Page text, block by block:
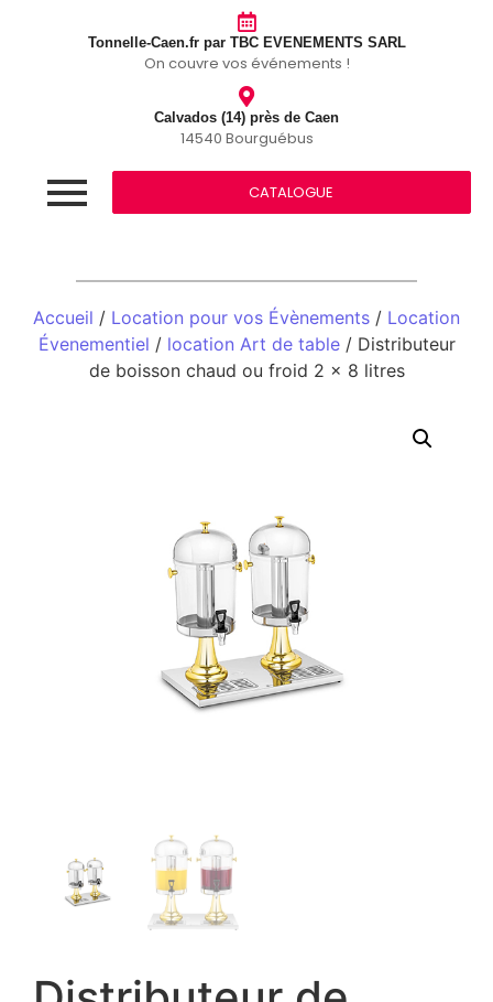
Tonnelle-Caen.fr par TBC EVENEMENTS SARL
On couvre vos événements !
Calvados (14) près de Caen
14540 Bourguébus
CATALOGUE
Accueil / Location pour vos Évènements / Location
Évenementiel / location Art de table/ Distributeur
de boisson chaud ou froid 2 x 8 litres